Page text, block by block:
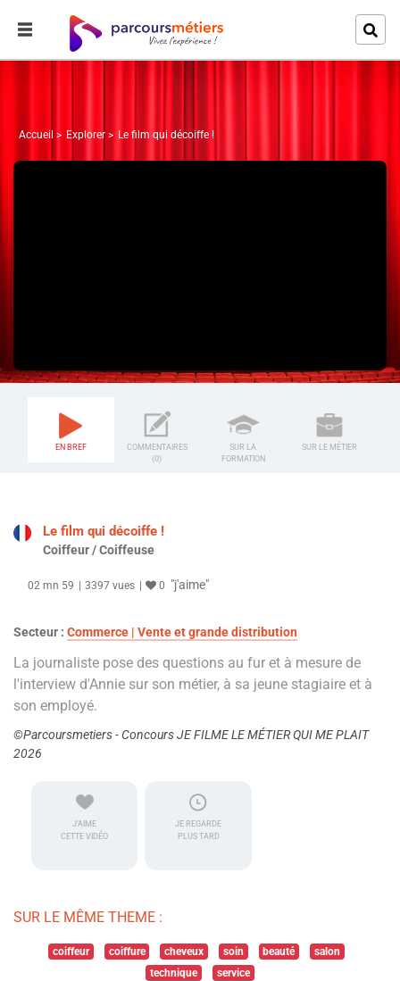
Accueil Explorer Le film qui décoiffe !
EN BREF
COMMENTAIRES
(0)
SUR LA
FORMATION
SUR LE MÉTIER
Le film qui décoiffe !
Coiffeur / Coiffeuse
02 mn 59 3397 vues 0 "j'aime"
Secteur : Commerce | Vente et grande distribution
La journaliste pose des questions au fur et à mesure de
l'interview d'Annie sur son métier, à sa jeune stagiaire et à
son employé.
©Parcoursmetiers - Concours JE FILME LE MÉTIER QUI ME PLAIT
2026
J'AIME
CETTE VIDÉO
JE REGARDE
PLUS TARD
SUR LE MÊME THEME :
coiffeur coiffure cheveux soin beauté
salon
technique
service